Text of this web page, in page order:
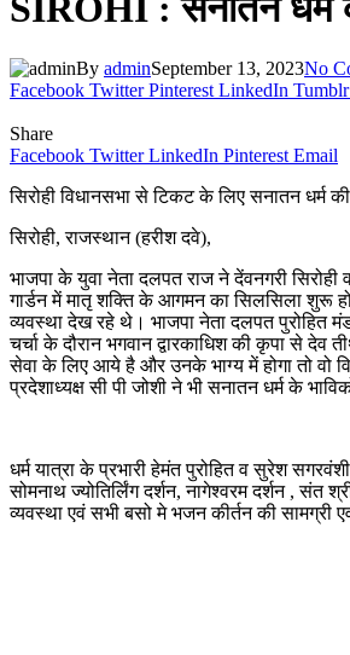
SIROHI : सनातन धर्म
By adminSeptember 13, 2023No
Facebook Twitter Pinterest LinkedIn Tumblr
Share
Facebook Twitter LinkedIn Pinterest Email
सिरोही विधानसभा से टिकट के लिए सनातन धर्म
सिरोही, राजस्थान (हरीश दवे),
भाजपा के युवा नेता दलपत राज ने देंवनगरी
गार्डन में मातृ शक्ति के आगमन का सिलसिला शुरू हो
व्यवस्था देख रहे थे। भाजपा नेता दलपत पुरोहित
चर्चा के दौरान भगवान द्वारकाधिश की कृपा से देव
सेवा के लिए आये है और उनके भाग्य में होगा तो वो
प्रदेशाध्यक्ष सी पी जोशी ने भी सनातन धर्म के
धर्म यात्रा के प्रभारी हेमंत पुरोहित व सुरेश
सोमनाथ ज्योतिर्लिंग दर्शन, नागेश्वरम दर्शन ,
व्यवस्था एवं सभी बसो मे भजन कीर्तन की सामग्री